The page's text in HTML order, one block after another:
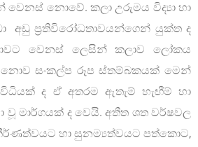
නොවේ. කලා උරුමය විද්‍යා හා
අඩු ප්‍රතිවිරෝධතාවයන්ගෙන් යුක්ත ද
වෙනස් ලෙසින් කලාව ලෝකය
නොව සංකල්ප රූප ස්තම්බකයක් මෙන්
ද ඒ අතරම ඇතැම් හැඟීම් හා
මාර්ගයක් ද වෙයි. අතීත ශත වර්ෂවල
හා සුනම්‍යත්වයට පත්කොට,